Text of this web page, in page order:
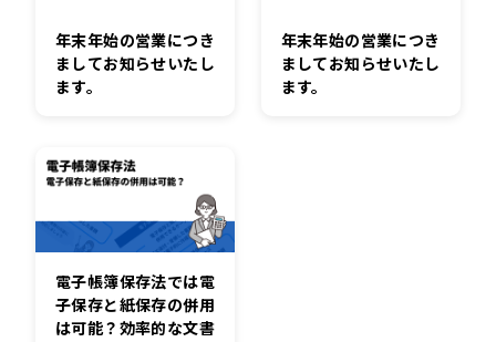
年末年始の営業につき
ましてお知らせいたし
ます。
年末年始の営業につき
ましてお知らせいたし
ます。
電子帳簿保存法では電
子保存と紙保存の併用
は可能？効率的な文書